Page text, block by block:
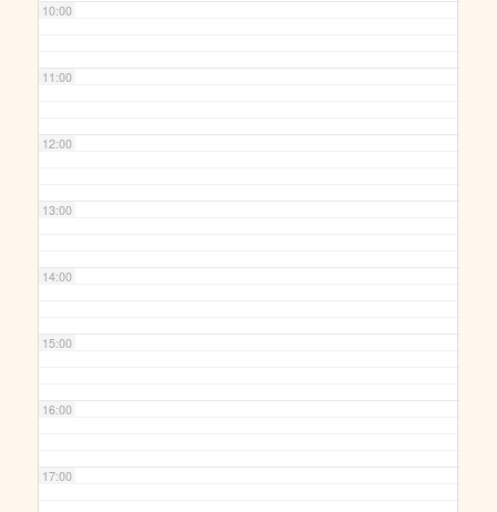
10:00
11:00
12:00
13:00
14:00
15:00
16:00
17:00